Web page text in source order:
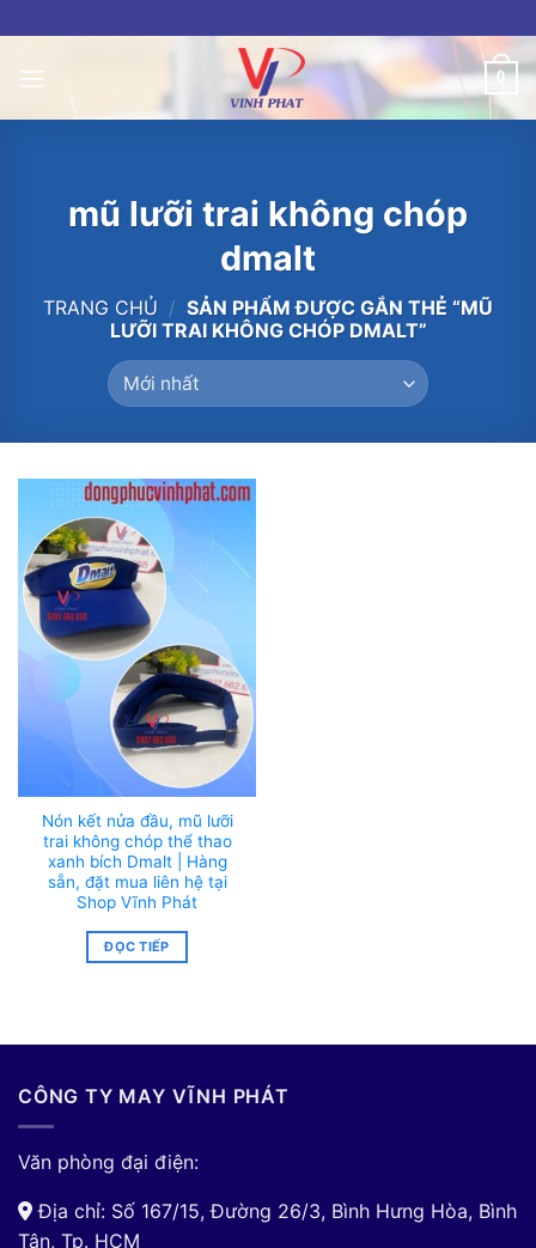
to
content
0
mũ lưỡi trai không chóp
dmalt
TRANG CHỦ / SẢN PHẨM ĐƯỢC GẮN THẺ “MŨ
LƯỠI TRAI KHÔNG CHÓP DMALT”
Nón kết nửa đầu, mũ lưỡi
trai không chóp thể thao
xanh bích Dmalt | Hàng
sẵn, đặt mua liên hệ tại
Shop Vĩnh Phát
ĐỌC TIẾP
CÔNG TY MAY VĨNH PHÁT
Văn phòng đại điện:
Địa chỉ: Số 167/15, Đường 26/3, Bình Hưng Hòa, Bình
Tân, Tp. HCM